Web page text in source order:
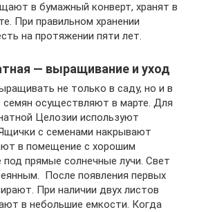
в бумажный конверт, хранят в
При правильном хранении
на протяжении пяти лет.
— выращивание и уход
не только в саду, но и в
осуществляют в марте. Для
Целозии используют
с семенами накрывают
в помещение с хорошим
прямые солнечные лучи. Свет
После появления первых
При наличии двух листов
в небольшие емкости. Когда